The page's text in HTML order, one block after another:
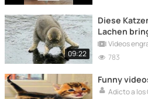
09:22
Diese
Lachen
Vídeos
783
Funny
Adicto a los